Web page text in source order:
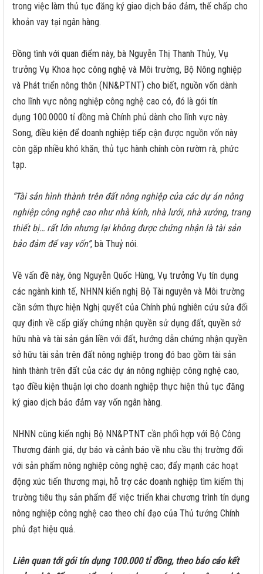
trong việc làm thủ tục đăng ký giao dịch bảo đảm, thế chấp cho
khoản vay tại ngân hàng.
Đồng tình với quan điểm này, bà Nguyễn Thị Thanh Thủy, Vụ
trưởng Vụ Khoa học công nghệ và Môi trường, Bộ Nông nghiệp
và Phát triển nông thôn (NN&PTNT) cho biết, nguồn vốn dành
cho lĩnh vực nông nghiệp công nghệ cao có, đó là gói tín
dụng 100.0000 tỉ đồng mà Chính phủ dành cho lĩnh vực này.
Song, điều kiện để doanh nghiệp tiếp cận được nguồn vốn này
còn gặp nhiều khó khăn, thủ tục hành chính còn rườm rà, phức
tạp.
“Tài sản hình thành trên đất nông nghiệp của các dự án nông
nghiệp công nghệ cao như nhà kính, nhà lưới, nhà xưởng, trang
thiết bị… rất lớn nhưng lại không được chứng nhận là tài sản
bảo đảm để vay vốn”, bà Thuỷ nói.
Về vấn đề này, ông Nguyễn Quốc Hùng, Vụ trưởng Vụ tín dụng
các ngành kinh tế, NHNN kiến nghị Bộ Tài nguyên và Môi trường
cần sớm thực hiện Nghị quyết của Chính phủ nghiên cứu sửa đổi
quy định về cấp giấy chứng nhận quyền sử dụng đất, quyền sở
hữu nhà và tài sản gắn liền với đất, hướng dẫn chứng nhận quyền
sở hữu tài sản trên đất nông nghiệp trong đó bao gồm tài sản
hình thành trên đất của các dự án nông nghiệp công nghệ cao,
tạo điều kiện thuận lợi cho doanh nghiệp thực hiện thủ tục đăng
ký giao dịch bảo đảm vay vốn ngân hàng.
NHNN cũng kiến nghị Bộ NN&PTNT cần phối hợp với Bộ Công
Thương đánh giá, dự báo và cảnh báo về nhu cầu thị trường đối
với sản phẩm nông nghiệp công nghệ cao; đẩy mạnh các hoạt
động xúc tiến thương mại, hỗ trợ các doanh nghiệp tìm kiếm thị
trường tiêu thụ sản phẩm để việc triển khai chương trình tín dụng
nông nghiệp công nghệ cao theo chỉ đạo của Thủ tướng Chính
phủ đạt hiệu quả.
Liên quan tới gói tín dụng 100.000 tỉ đồng, theo báo cáo kết